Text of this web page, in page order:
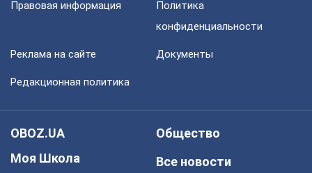
Правовая информация
Политика
конфиденциальности
Реклама на сайте Документы
Редакционная политика
OBOZ.UA
Моя Школа
Общество
Все новости